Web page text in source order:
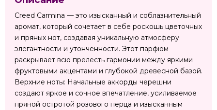
Creed Carmina — это изысканный и соблазнительный
аромат, который сочетает в себе роскошь цветочных
и пряных нот, создавая уникальную атмосферу
элегантности и утонченности. Этот парфюм
раскрывает всю прелесть гармонии между яркими
фруктовыми акцентами и глубокой древесной базой.
Верхние ноты: Начальные аккорды черешни
создают яркое и сочное впечатление, усиливаемое
пряной остротой розового перца и изысканным